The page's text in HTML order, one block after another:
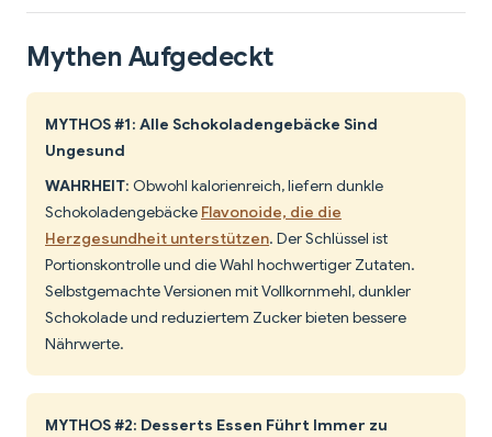
Mythen Aufgedeckt
MYTHOS #1: Alle Schokoladengebäcke Sind
Ungesund
WAHRHEIT: Obwohl kalorienreich, liefern dunkle
Schokoladengebäcke Flavonoide, die die
Herzgesundheit unterstützen. Der Schlüssel ist
Portionskontrolle und die Wahl hochwertiger Zutaten.
Selbstgemachte Versionen mit Vollkornmehl, dunkler
Schokolade und reduziertem Zucker bieten bessere
Nährwerte.
MYTHOS #2: Desserts Essen Führt Immer zu